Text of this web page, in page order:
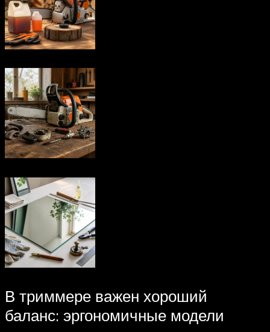
В триммере важен хороший
баланс: эргономичные модели